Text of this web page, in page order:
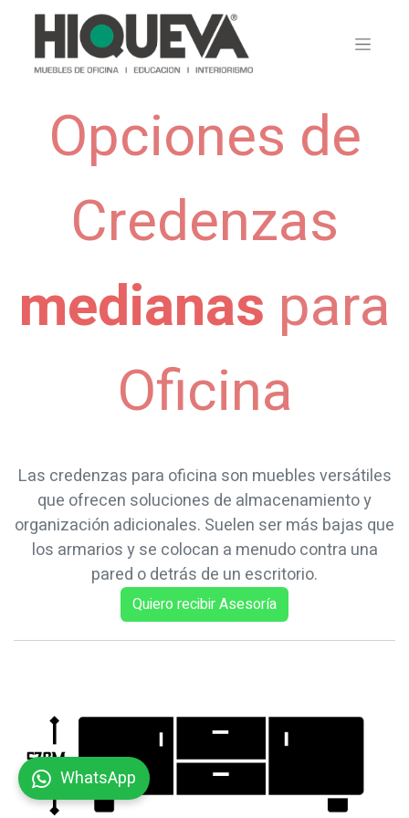
Opciones de
Credenzas
medianas para
Oficina
Las credenzas para oficina son muebles versátiles
que ofrecen soluciones de almacenamiento y
organización adicionales. Suelen ser más bajas que
los armarios y se colocan a menudo contra una
pared o detrás de un escritorio.
Quiero recibir Asesoría
WhatsApp